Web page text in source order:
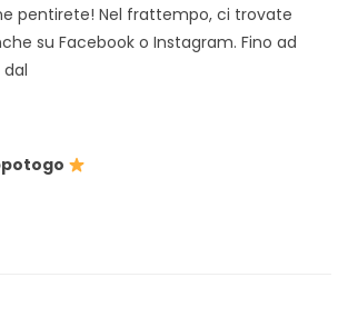
pentirete! Nel frattempo, ci trovate
su Facebook o Instagram. Fino ad